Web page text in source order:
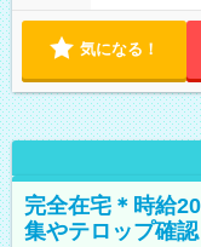
気になる！
完全在宅＊時給
集やテロップ確認